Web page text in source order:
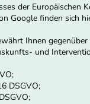
der
Google finden sich
Ihnen
und
DSGVO;